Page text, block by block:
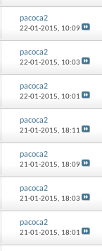
pacoca2
22-01-2015, 10:09
pacoca2
22-01-2015, 10:03
pacoca2
22-01-2015, 10:01
pacoca2
21-01-2015, 18:11
pacoca2
21-01-2015, 18:09
pacoca2
21-01-2015, 18:03
pacoca2
21-01-2015, 18:01